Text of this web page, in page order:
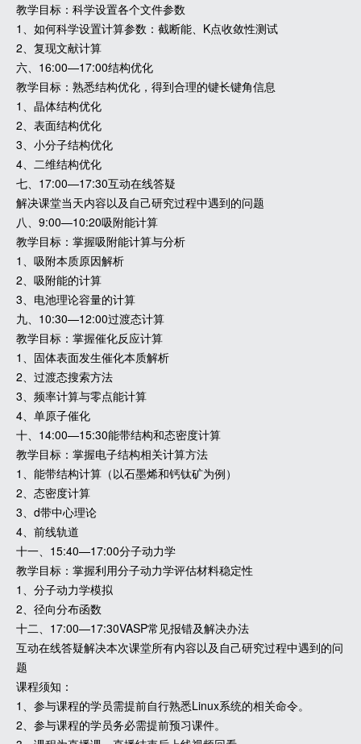
教学目标：科学设置各个文件参数
1、如何科学设置计算参数：截断能、K点收敛性测试
2、复现文献计算
六、16:00—17:00结构优化
教学目标：熟悉结构优化，得到合理的键长键角信息
1、晶体结构优化
2、表面结构优化
3、小分子结构优化
4、二维结构优化
七、17:00—17:30互动在线答疑
解决课堂当天内容以及自己研究过程中遇到的问题
八、9:00—10:20吸附能计算
教学目标：掌握吸附能计算与分析
1、吸附本质原因解析
2、吸附能的计算
3、电池理论容量的计算
九、10:30—12:00过渡态计算
教学目标：掌握催化反应计算
1、固体表面发生催化本质解析
2、过渡态搜索方法
3、频率计算与零点能计算
4、单原子催化
十、14:00—15:30能带结构和态密度计算
教学目标：掌握电子结构相关计算方法
1、能带结构计算（以石墨烯和钙钛矿为例）
2、态密度计算
3、d带中心理论
4、前线轨道
十一、15:40—17:00分子动力学
教学目标：掌握利用分子动力学评估材料稳定性
1、分子动力学模拟
2、径向分布函数
十二、17:00—17:30VASP常见报错及解决办法
互动在线答疑解决本次课堂所有内容以及自己研究过程中遇到的问
题
课程须知：
1、参与课程的学员需提前自行熟悉Linux系统的相关命令。
2、参与课程的学员务必需提前预习课件。